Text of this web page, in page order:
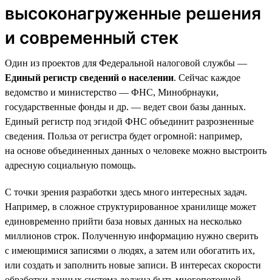
высоконагруженные решения
и современный стек
Один из проектов для Федеральной налоговой службы —
Единый регистр сведений о населении. Сейчас каждое
ведомство и министерство — ФНС, Минобрнауки,
государственные фонды и др. — ведет свои базы данных.
Единый регистр под эгидой ФНС объединит разрозненные
сведения. Польза от регистра будет огромной: например,
на основе объединенных данных о человеке можно выстроить
адресную социальную помощь.
С точки зрения разработки здесь много интересных задач.
Например, в сложное структурированное хранилище может
единовременно прийти база новых данных на несколько
миллионов строк. Полученную информацию нужно сверить
с имеющимися записями о людях, а затем или обогатить их,
или создать и заполнить новые записи. В интересах скорости